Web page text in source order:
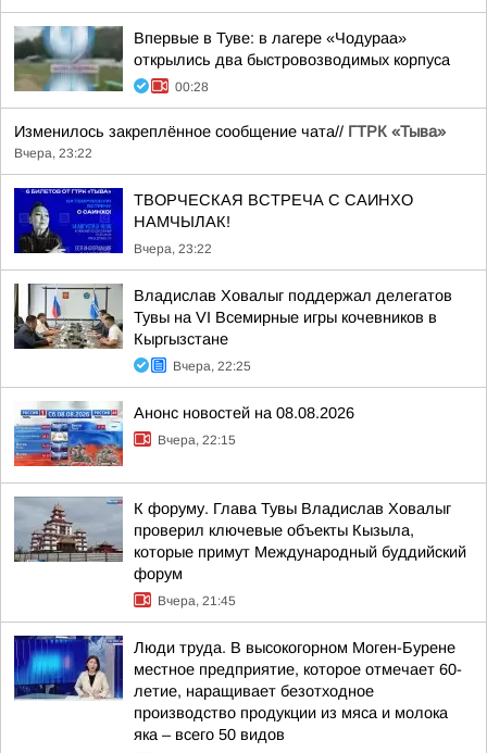
Впервые в Туве: в лагере «Чодураа»
открылись два быстровозводимых корпуса
00:28
Изменилось закреплённое сообщение чата// ГТРК «Тыва»
Вчера, 23:22
ТВОРЧЕСКАЯ ВСТРЕЧА С САИНХО
НАМЧЫЛАК!
Вчера, 23:22
Владислав Ховалыг поддержал делегатов
Тувы на VI Всемирные игры кочевников в
Кыргызстане
Вчера, 22:25
Анонс новостей на 08.08.2026
Вчера, 22:15
К форуму. Глава Тувы Владислав Ховалыг
проверил ключевые объекты Кызыла,
которые примут Международный буддийский
форум
Вчера, 21:45
Люди труда. В высокогорном Моген-Бурене
местное предприятие, которое отмечает 60-
летие, наращивает безотходное
производство продукции из мяса и молока
яка – всего 50 видов